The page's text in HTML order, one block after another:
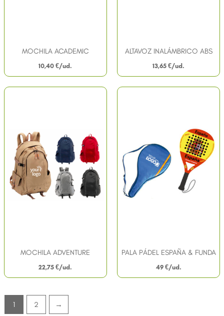
MOCHILA ACADEMIC
10,40 €
ALTAVOZ INALÁMBRICO ABS
13,65 €
MOCHILA ADVENTURE
22,75 €
PALA PÁDEL ESPAÑA & FUNDA
49 €
1 2 →